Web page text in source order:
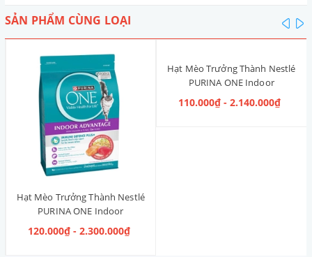
SẢN PHẨM CÙNG LOẠI
Hạt Mèo Trưởng Thành Nestlé
PURINA ONE Indoor
Advantage Salmon & Tuna [Vị
Cá Hồi & Cá Ngừ]
120.000₫ - 2.300.000₫
Hạt Mèo Trưởng Thành Nestlé
PURINA ONE Indoor
Advantage [Vị Gà]
110.000₫ - 2.140.000₫